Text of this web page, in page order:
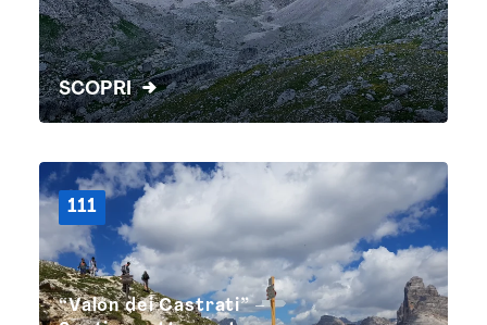
SCOPRI
111
“Valón dei Castrati” –